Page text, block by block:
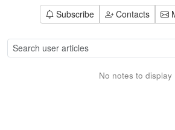
Subscribe Contacts
No notes to display